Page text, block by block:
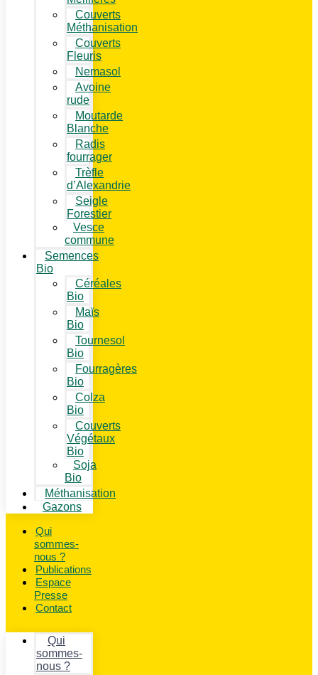
Couverts
Méthanisation
Couverts
Fleuris
Nemasol
Avoine
rude
Moutarde
Blanche
Radis
fourrager
Trèfle
d’Alexandrie
Seigle
Forestier
Vesce
commune
Semences
Bio
Céréales
Bio
Maïs
Bio
Tournesol
Bio
Fourragères
Bio
Colza
Bio
Couverts
Végétaux
Bio
Soja
Bio
Méthanisation
Gazons
Qui
sommes-
nous ?
Publications
Espace
Presse
Contact
Qui
sommes-
nous ?